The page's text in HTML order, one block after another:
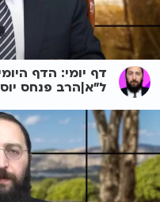
דף יומי: הדף
ל"א|הרב פנחס